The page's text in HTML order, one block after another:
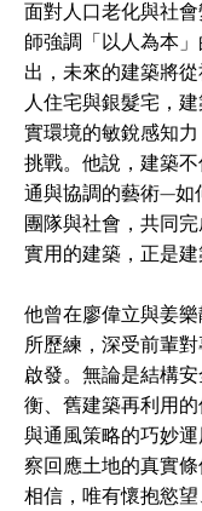
面對人口老化與社
師強調「以人為本
出，未來的建築將
人住宅與銀髮宅，
實環境的敏銳感知
挑戰。他說，建築
通與協調的藝術—如
團隊與社會，共同
實用的建築，正是建
他曾在廖偉立與姜
所歷練，深受前輩
啟發。無論是結構
衡、舊建築再利用
與通風策略的巧妙
察回應土地的真實
相信，唯有懷抱慾